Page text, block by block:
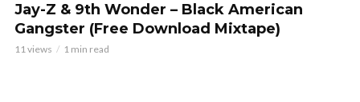
Jay-Z & 9th Wonder – Black American
Gangster (Free Download Mixtape)
11 views 1 min read